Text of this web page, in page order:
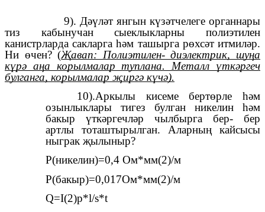
9). Дәүләт янгын күзәтчелеге органнары
тиз кабынучан сыеклыкларны полиэтилен
канистрларда сакларга һәм ташырга рөхсәт итмиләр.
Ни өчен? (Җавап: Полиэтилен- диэлектрик, шуңа
күрә аңа корылмалар туплана. Металл үткәргеч
булганга, корылмалар җиргә күчә).
10).Аркылы кисеме бертөрле һәм
озынлыклары тигез булган никелин һәм
бакыр үткәргечләр чылбырга бер- бер
артлы тоташтырылган. Аларның кайсысы
ныграк җылыныр?
Р(никелин)=0,4 Ом*мм(2)/м
Р(бакыр)=0,017Ом*мм(2)/м
Q=I(2)p*l/s*t